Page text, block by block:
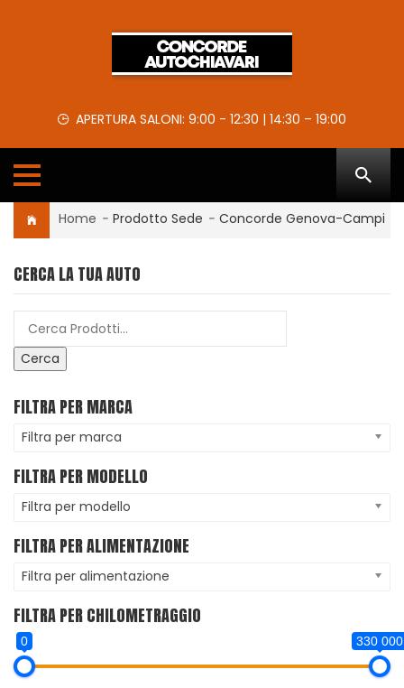
APERTURA SALONI: 9:00 - 12:30 | 14:30 – 19:00
Home - Prodotto Sede - Concorde Genova-Campi
CERCA LA TUA AUTO
Cerca
FILTRA PER MARCA
Filtra per marca
FILTRA PER MODELLO
Filtra per modello
FILTRA PER ALIMENTAZIONE
Filtra per alimentazione
FILTRA PER CHILOMETRAGGIO
0 330 000